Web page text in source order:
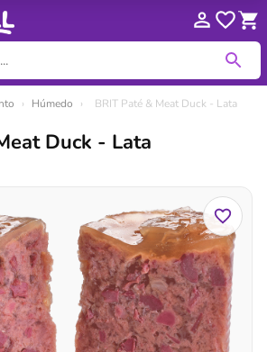
› Húmedo › BRIT Paté & Meat Duck - Lata
Duck - Lata